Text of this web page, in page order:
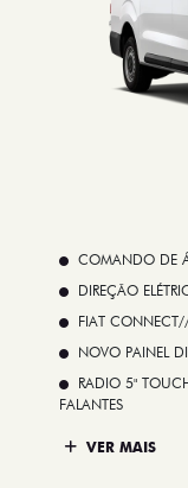
COMANDO DE
DIREÇÃO
FIAT
NOVO PAINEL
RADIO 5"
FALANTES
VER MAIS